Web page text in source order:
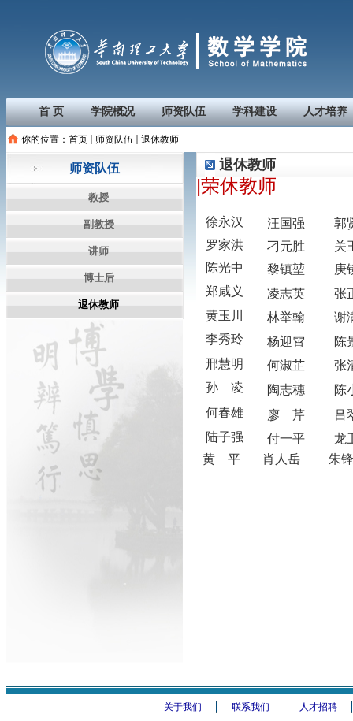
首 页 学院概况 师资队伍 学科建设 人才培养
你的位置： 首页 师资队伍 退休教师
师资队伍
教授
副教授
讲师
博士后
退休教师
退休教师
|荣休教师
徐永汉 汪国强
郭
罗家洪
刁元胜
关
陈光中
黎镇堃
庚
郑咸义
凌志英
张
黄玉川
林举翰
谢
李秀玲
杨迎霄
陈
邢慧明
何淑芷
张
孙
凌 陶志穗
陈
何春雄
廖 芹
吕
陆子强
付一平
龙
黄 平 肖人岳 朱
关于我们 联系我们 人才招聘